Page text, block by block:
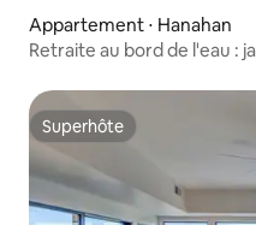
Appartement ⋅ Hanahan
Retraite au bord de l'eau :
Superhôte
Superhôte